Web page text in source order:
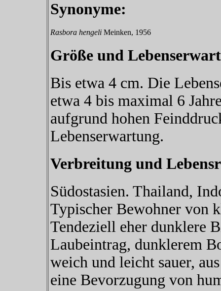
Synonyme:
Rasbora hengeliMeinken, 1956
Größe und
Bis etwa 4 cm. Die
etwa 4 bis maximal 6
aufgrund hohen
Lebenserwartung.
Verbreitung und
Südostasien. Thailand,
Typischer Bewohner von
Tendeziell eher dunklere
Laubeintrag, dunklerem
weich und leicht sauer,
eine Bevorzugung von